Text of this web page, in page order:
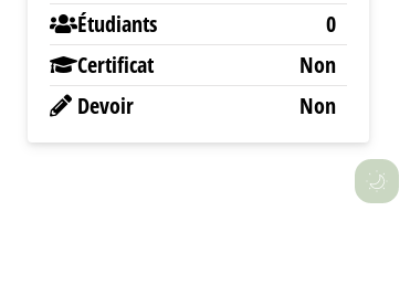
Étudiants
0
Certificat
Non
Devoir
Non